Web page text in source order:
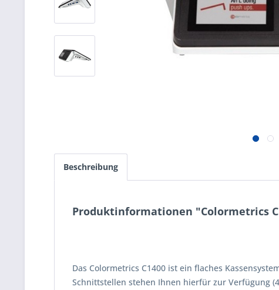
Beschreibung
Produktinformationen "Colormetrics
Das Colormetrics C1400 ist ein flaches
Schnittstellen stehen Ihnen hierfür zur Verfügung